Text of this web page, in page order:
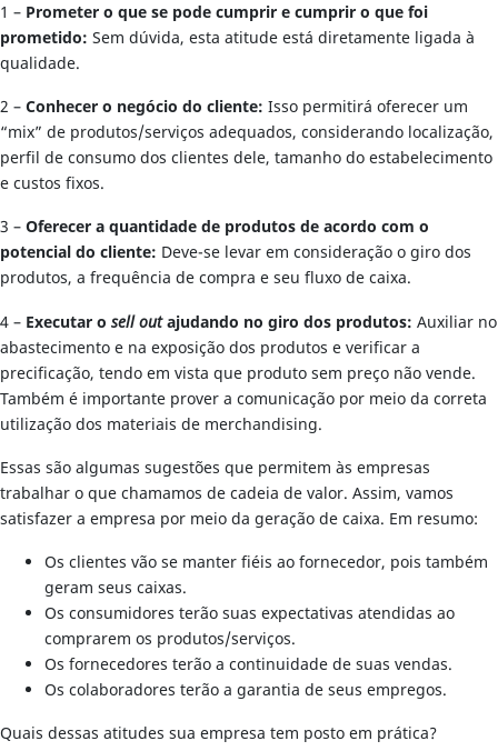
1 – Prometer o que se pode cumprir e cumprir o que foi
prometido: Sem dúvida, esta atitude está diretamente ligada à
qualidade.
2 –Conhecer o negócio do cliente: Isso permitirá oferecer um
“mix” de produtos/serviços adequados, considerando localização,
perfil de consumo dos clientes dele, tamanho do estabelecimento
e custos fixos.
3 –Oferecer a quantidade de produtos de acordo com o
potencial do cliente: Deve-se levar em consideração o giro dos
produtos, a frequência de compra e seu fluxo de caixa.
4 – Executar o sell outajudando no giro dos produtos: Auxiliar no
abastecimento e na exposição dos produtos e verificar a
precificação, tendo em vista que produto sem preço não vende.
Também é importante prover a comunicação por meio da correta
utilização dos materiais de merchandising.
Essas são algumas sugestões que permitem às empresas
trabalhar o que chamamos de cadeia de valor. Assim, vamos
satisfazer a empresa por meio da geração de caixa. Em resumo:
Os clientes vão se manter fiéis ao fornecedor, pois também
geram seus caixas.
Os consumidores terão suas expectativas atendidas ao
comprarem os produtos/serviços.
Os fornecedores terão a continuidade de suas vendas.
Os colaboradores terão a garantia de seus empregos.
Quais dessas atitudes sua empresa tem posto em prática?